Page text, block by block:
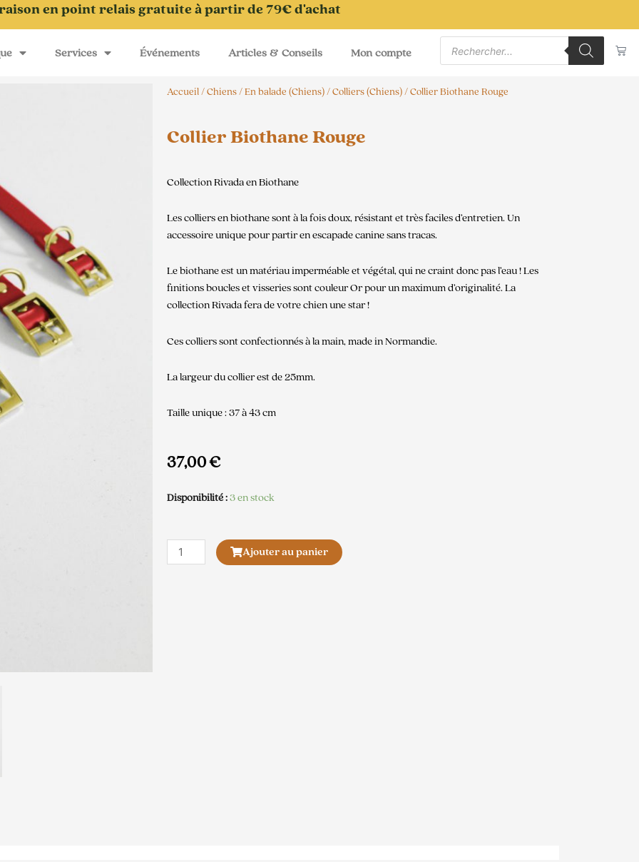
en point relais gratuite à partir de 79€ d'achat
Services Événements Articles & Conseils Mon compte
Recherche
produits
Accueil/Chiens/En balade (Chiens)/Colliers (Chiens)/ Collier Biothane Rouge
Collier Biothane Rouge
Collection Rivada en Biothane
Les colliers en biothane sont à la fois doux, résistant et très faciles d’entretien. Un
accessoire unique pour partir en escapade canine sans tracas.
Le biothane est un matériau imperméable et végétal, qui ne craint donc pas l’eau ! Les
finitions boucles et visseries sont couleur Or pour un maximum d’originalité. La
collection Rivada fera de votre chien une star !
Ces colliers sont confectionnés à la main, made in Normandie.
La largeur du collier est de 25mm.
Taille unique : 37 à 43 cm
37,00€
Disponibilité :3 en stock
quantité
de
Ajouter au panier